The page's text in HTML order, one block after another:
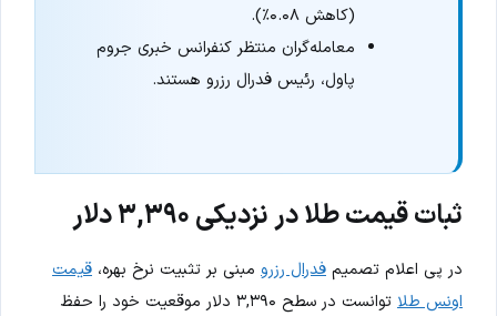
(کاهش ۰.۰۸٪).
معامله‌گران منتظر کنفرانس خبری جروم
پاول، رئیس فدرال رزرو هستند.
ثبات قیمت طلا در نزدیکی ۳,۳۹۰ دلار
در پی اعلام تصمیم فدرال رزرو مبنی بر تثبیت نرخ بهره، قیمت
اونس طلا
توانست در سطح ۳,۳۹۰ دلار موقعیت خود را حفظ